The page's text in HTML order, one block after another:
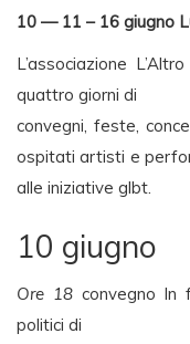
10 — 11 – 16 giugno
L’associazione
quattro giorni di
convegni, feste,
ospitati artisti e
alle iniziative glbt.
10 giugno
Ore 18convegno In
politici di